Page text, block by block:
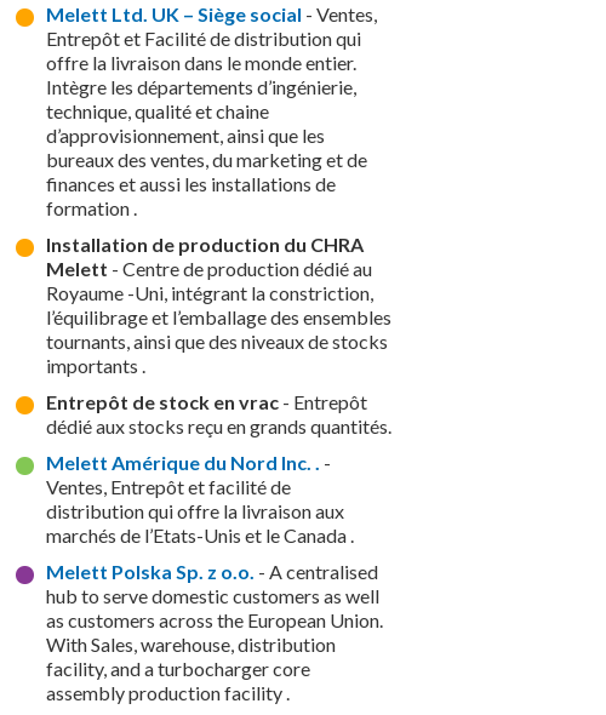
Melett Ltd. UK – Siège social - Ventes,
Entrepôt et Facilité de distribution qui
offre la livraison dans le monde entier.
Intègre les départements d’ingénierie,
technique, qualité et chaine
d’approvisionnement, ainsi que les
bureaux des ventes, du marketing et de
finances et aussi les installations de
formation .
Installation de production du CHRA
Melett - Centre de production dédié au
Royaume -Uni, intégrant la constriction,
l’équilibrage et l’emballage des ensembles
tournants, ainsi que des niveaux de stocks
importants .
Entrepôt de stock en vrac - Entrepôt
dédié aux stocks reçu en grands quantités.
Melett Amérique du Nord Inc. .
-
Ventes, Entrepôt et facilité de
distribution qui offre la livraison aux
marchés de l’Etats-Unis et le Canada .
Melett Polska Sp. z o.o. - A centralised
hub to serve domestic customers as well
as customers across the European Union.
With Sales, warehouse, distribution
facility, and a turbocharger core
assembly production facility .